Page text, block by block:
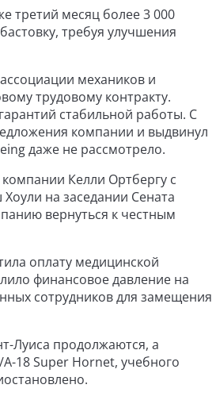
третий месяц более 3 000
требуя улучшения
механиков и
трудовому контракту.
стабильной работы. С
компании и выдвинул
даже не рассмотрело.
Келли Ортбергу с
на заседании Сената
вернуться к честным
оплату медицинской
финансовое давление на
сотрудников для замещения
Луиса продолжаются, а
18 Super Hornet, учебного